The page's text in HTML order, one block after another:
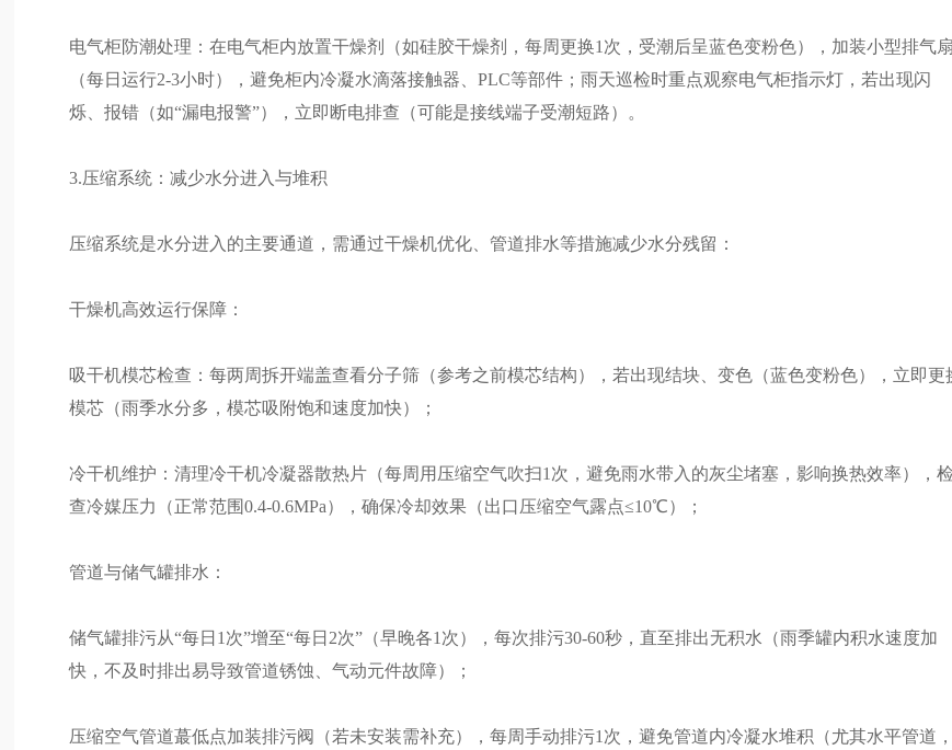
电气柜防潮处理：在电气柜内放置干燥剂（如硅胶干燥剂，每周更换1次，受潮后呈蓝色变粉色），加装小型排气扇
（每日运行2-3小时），避免柜内冷凝水滴落接触器、PLC等部件；雨天巡检时重点观察电气柜指示灯，若出现闪
烁、报错（如“漏电报警”），立即断电排查（可能是接线端子受潮短路）。
3.压缩系统：减少水分进入与堆积
压缩系统是水分进入的主要通道，需通过干燥机优化、管道排水等措施减少水分残留：
干燥机高效运行保障：
吸干机模芯检查：每两周拆开端盖查看分子筛（参考之前模芯结构），若出现结块、变色（蓝色变粉色），立即更
模芯（雨季水分多，模芯吸附饱和速度加快）；
冷干机维护：清理冷干机冷凝器散热片（每周用压缩空气吹扫1次，避免雨水带入的灰尘堵塞，影响换热效率），检
查冷媒压力（正常范围0.4-0.6MPa），确保冷却效果（出口压缩空气露点≤10℃）；
管道与储气罐排水：
储气罐排污从“每日1次”增至“每日2次”（早晚各1次），每次排污30-60秒，直至排出无积水（雨季罐内积水速度加
快，不及时排出易导致管道锈蚀、气动元件故障）；
压缩空气管道蕞低点加装排污阀（若未安装需补充），每周手动排污1次，避免管道内冷凝水堆积（尤其水平管道，